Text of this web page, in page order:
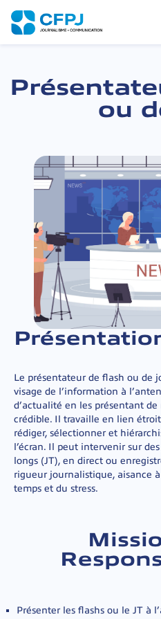
L’École
du
CFPJ
—
ou
Le présentateur de flash ou de
visage de l’information à
d’actualité en les présentant
crédible. Il travaille en lien
rédiger, sélectionner et
l’écran. Il peut intervenir sur
longs (JT), en direct ou
rigueur journalistique, aisance
temps et du stress.
Présenter les flashs ou le JT à